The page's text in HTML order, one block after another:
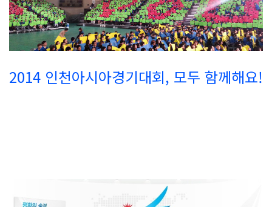
2014 인천아시아경기대회, 모두 함께해요!